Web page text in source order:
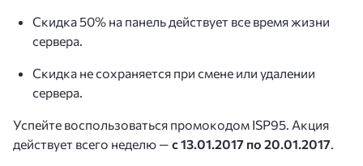
Скидка 50% на панель действует все время жизни
сервера.
Скидка не сохраняется при смене или удалении
сервера.
Успейте воспользоваться промокодом ISP95. Акция
действует всего неделю — с 13.01.2017 по 20.01.2017.